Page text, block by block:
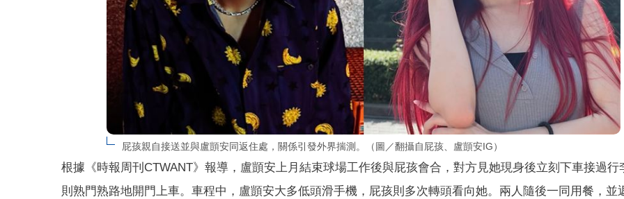
屁孩親自接送並與盧顗安同返住處，關係引發外界揣測。（圖／翻攝自屁孩、盧顗安IG）
根據《時報周刊CTWANT》報導，盧顗安上月結束球場工作後與屁孩會合，對方見她現身後立刻下車接過行
則熟門熟路地開門上車。車程中，盧顗安大多低頭滑手機，屁孩則多次轉頭看向她。兩人隨後一同用餐，並